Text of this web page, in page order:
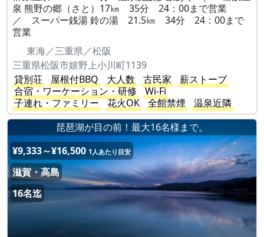
泉 熊野の郷（さと）17㎞ 35分 24：00まで営業
／ スーパー銭湯 鈴の湯 21.5㎞ 34分 24：00まで
営業
東海／三重県／松阪
三重県松阪市嬉野上小川町1139
貸別荘
屋根付BBQ 大人数 古民家
薪ストーブ
合宿・ワーケーション・研修
Wi-Fi
子連れ・ファミリー
花火OK 全館禁煙
温泉近隣
琵琶湖が目の前！最大16名様まで。
¥9,333～¥16,500 1人あたり目安
滋賀・高島
16名迄